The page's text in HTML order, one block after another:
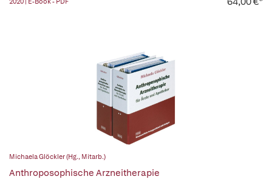
Michaela Glöckler (Hg., Mitarb.)
Anthroposophische Arzneitherapie